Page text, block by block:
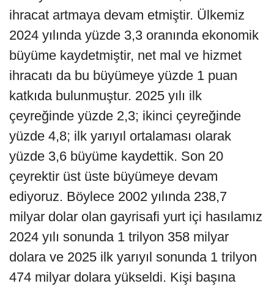
ihracat artmaya devam etmiştir. Ülkemiz
2024 yılında yüzde 3,3 oranında ekonomik
büyüme kaydetmiştir, net mal ve hizmet
ihracatı da bu büyümeye yüzde 1 puan
katkıda bulunmuştur. 2025 yılı ilk
çeyreğinde yüzde 2,3; ikinci çeyreğinde
yüzde 4,8; ilk yarıyıl ortalaması olarak
yüzde 3,6 büyüme kaydettik. Son 20
çeyrektir üst üste büyümeye devam
ediyoruz. Böylece 2002 yılında 238,7
milyar dolar olan gayrisafi yurt içi hasılamız
2024 yılı sonunda 1 trilyon 358 milyar
dolara ve 2025 ilk yarıyıl sonunda 1 trilyon
474 milyar dolara yükseldi. Kişi başına